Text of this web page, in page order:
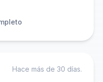
Hace más de 30 días.